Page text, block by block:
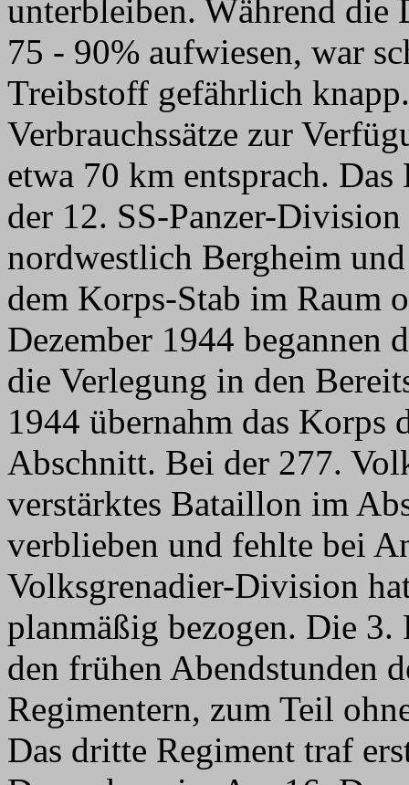
unterbleiben. Während
75 - 90% aufwiesen, war
Treibstoff gefährlich
Verbrauchssätze zur
etwa 70 km entsprach.
der 12. SS-Panzer-
nordwestlich Bergheim
dem Korps-Stab im Raum
Dezember 1944 begannen
die Verlegung in den
1944 übernahm das Korps
Abschnitt. Bei der 277.
verstärktes Bataillon im
verblieben und fehlte bei
Volksgrenadier-Division
planmäßig bezogen. Die
den frühen Abendstunden
Regimentern, zum Teil
Das dritte Regiment traf